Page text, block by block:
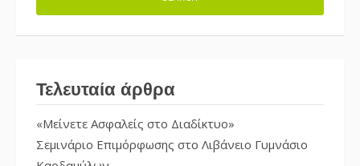
Τελευταία άρθρα
«Μείνετε Ασφαλείς στο Διαδίκτυο»
Σεμινάριο Επιμόρφωσης στο Λιβάνειο Γυμνάσιο